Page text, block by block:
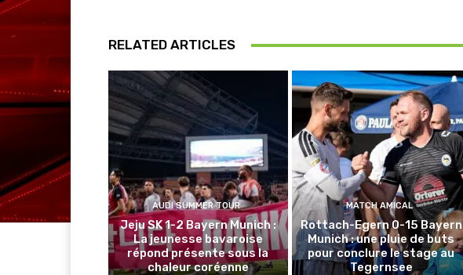
RELATED ARTICLES
AUDI SUMMER TOUR
Jeju SK 1-2 Bayern Munich :
La jeunesse bavaroise
répond présente sous la
chaleur coréenne
MATCH AMICAL
Rottach-Egern 0-15 Bayern
Munich : une pluie de buts
pour conclure le stage au
Tegernsee